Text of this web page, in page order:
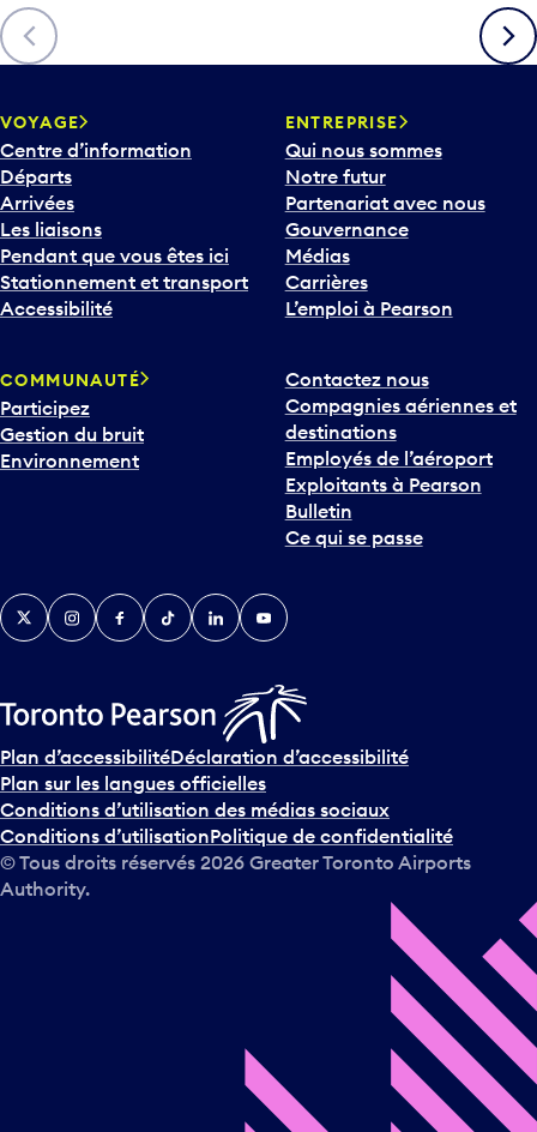
è
c
h
v
e
r
s
l
e
b
a
o
u
r
i
v
e
n
s
u
r
l
e
c
a
Précédent
VOYAGE
Centre d’information
Départs
Arrivées
Les liaisons
Pendant que vous êtes ici
Stationnement et transport
Accessibilité
ENTREPRISE
Qui nous sommes
Notre futur
Partenariat avec nous
Gouvernance
Médias
Carrières
L’emploi à Pearson
COMMUNAUTÉ
Participez
Gestion du bruit
Environnement
Contactez nous
Compagnies aériennes et
destinations
Employés de l’aéroport
Exploitants à Pearson
Bulletin
Ce qui se passe
TwitterInstagramFacebook
TikTokLinkedInYouTube
Plan d’accessibilitéDéclaration d’accessibilité
Plan sur les langues officielles
Conditions d’utilisation des médias sociaux
Conditions d’utilisationPolitique de confidentialité
© Tous droits réservés 2026 Greater Toronto Airports
Authority.